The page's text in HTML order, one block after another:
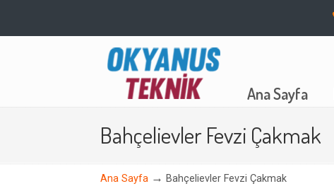
Ana Sayfa
Navigation
Bahçelievler Fevzi Çakmak
Ana Sayfa → Bahçelievler Fevzi Çakmak